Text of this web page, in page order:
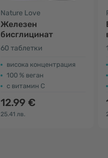
Nature Love
Железен
бисглицинат
60 таблетки
висока концентрация
100 % веган
с витамин C
12.99 €
25.41 лв.